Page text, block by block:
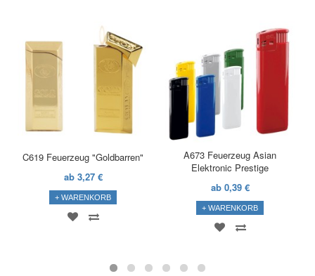
C619 Feuerzeug "Goldbarren"
ab 3,27 €
+ WARENKORB
A673 Feuerzeug Asian
Elektronic Prestige
ab 0,39 €
+ WARENKORB